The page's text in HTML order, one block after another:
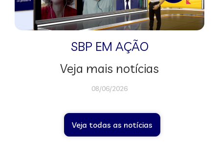
SBP EM AÇÃO
Veja mais notícias
08/06/2026
Veja todas as notícias